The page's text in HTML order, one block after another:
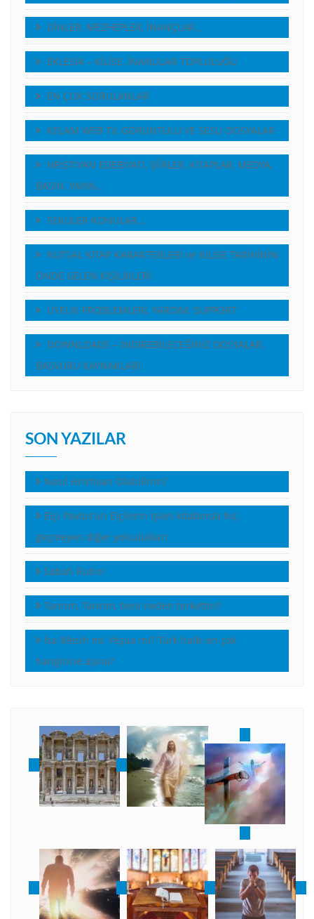
DİNLER, MEZHEPLER, İNANÇLAR…
EKLESİA – KİLİSE, İNANLILAR TOPLULUĞU
EN ÇOK SORULANLAR
KELAM WEB TV, GÖRÜNTÜLÜ VE SESLI DOSYALAR
HRİSTİYAN EDEBİYATI, ŞİİRLER, KİTAPLAR, MEDYA,
BASIN, YAYIN…
SEKÜLER KONULAR…
KUTSAL KITAP KARAKTERLERİ ve KİLİSE TARİHİNİN
ÖNDE GELEN KİŞİLİKLERİ
ÜYELİK PROBLEMLERİ, YARDIM, SUPPORT
DOWNLOADS – İNDİREBİLECEĞİNİZ DOSYALAR,
BASVURU KAYNAKLARI
SON YAZILAR
Nasıl Hristiyan Olabilirim?
Elçi Pavlus’un Elçilerin İşleri kitabında hiç
geçmeyen diğer yolculukları
Sabah Rutini
Tanrım, Tanrım, beni neden terkettin?
İsa Mesih mi, Yeşua mı? Türk halkı en çok
hangisine aşina?